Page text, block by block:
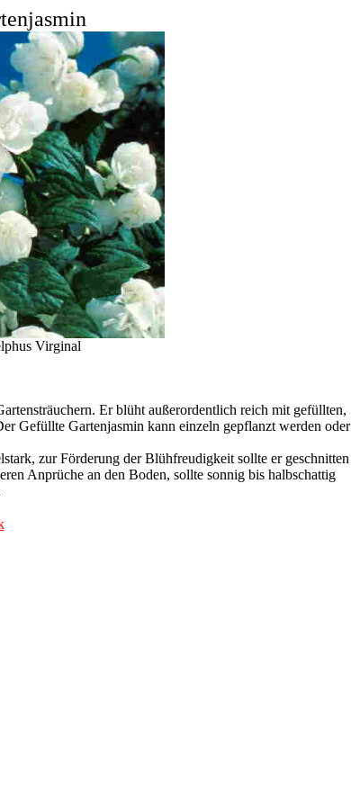
Virginal
Er blüht außerordentlich reich mit gefüllten,
Gefüllte Gartenjasmin kann einzeln gepflanzt werden oder
zur Förderung der Blühfreudigkeit sollte er geschnitten
Anprüche an den Boden, sollte sonnig bis halbschattig